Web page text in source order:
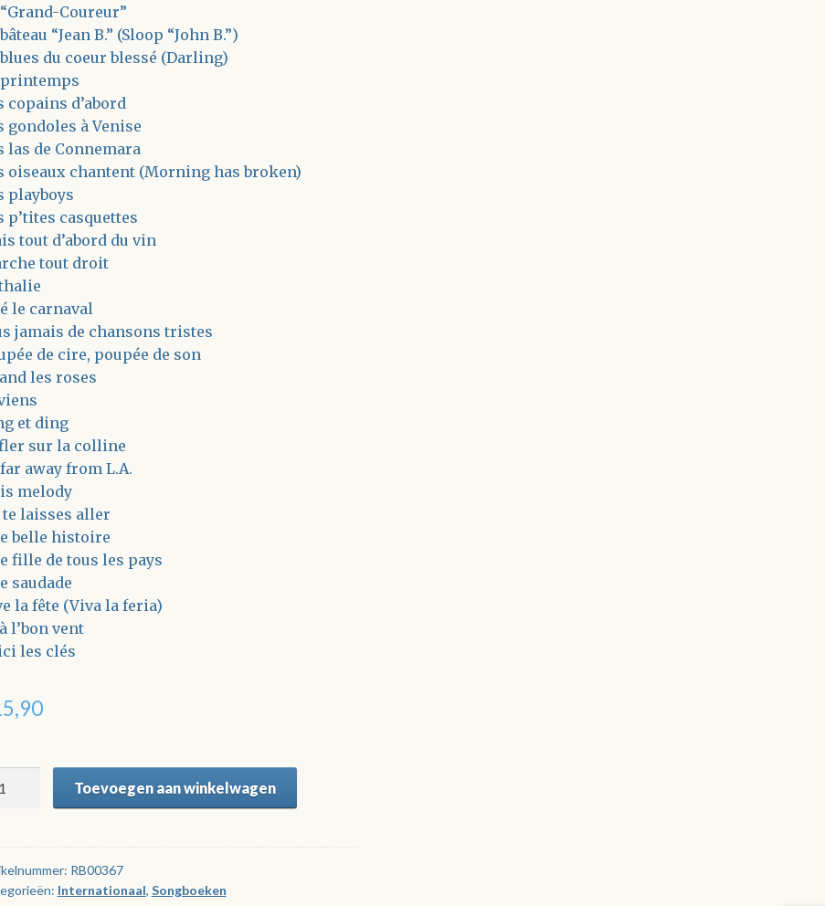
Coureur”
“Jean B.” (Sloop “John B.”)
du coeur blessé (Darling)
copains d’abord
gondoles à Venise
las de Connemara
oiseaux chantent (Morning has broken)
playboys
p’tites casquettes
tout d’abord du vin
tout droit
le carnaval
jamais de chansons tristes
de cire, poupée de son
les roses
et ding
sur la colline
far away from L.A.
melody
te laisses aller
belle histoire
fille de tous les pays
saudade
la fête (Viva la feria)
l’bon vent
les clés
Toevoegen aan winkelwagen
RB00367
Internationaal, Songboeken